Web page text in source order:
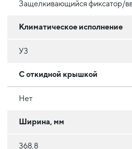
Защелкивающийся фиксатор/
Климатическое исполнение
У3
С откидной крышкой
Нет
Ширина, мм
368,8